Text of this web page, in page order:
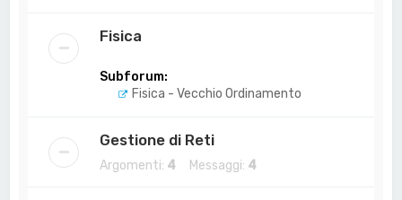
Fisica
Subforum:
Fisica - Vecchio Ordinamento
Gestione di Reti
Argomenti: 4 Messaggi: 4